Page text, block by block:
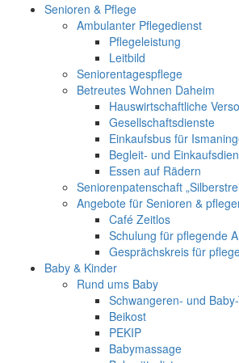
Senioren & Pflege
Ambulanter Pflegedienst
Pflegeleistung
Leitbild
Seniorentagespflege
Betreutes Wohnen Daheim
Hauswirtschaftliche
Gesellschaftsdienste
Einkaufsbus für
Begleit- und
Essen auf Rädern
Seniorenpatenschaft
Angebote für Senioren &
Café Zeitlos
Schulung für pflegende
Gesprächskreis für
Baby & Kinder
Rund ums Baby
Schwangeren- und
Beikost
PEKIP
Babymassage